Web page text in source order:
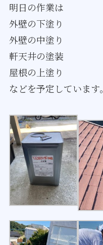
明日の作業は
外壁の下塗り
外壁の中塗り
軒天井の塗装
屋根の上塗り
などを予定しています。